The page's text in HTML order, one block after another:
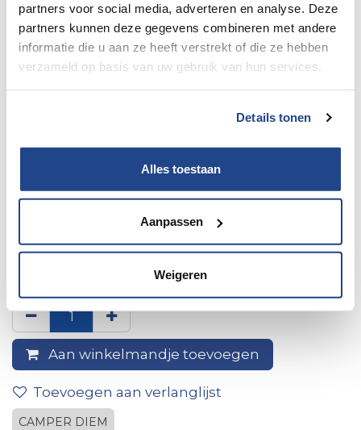
partners voor social media, adverteren en analyse. Deze
partners kunnen deze gegevens combineren met andere
informatie die u aan ze heeft verstrekt of die ze hebben
verzameld op basis van uw gebruik van hun services.
Details tonen
Alles toestaan
Aanpassen
Weigeren
2x pilootzetelbescherming
stretchstof ecru
Aan winkelmandje toevoegen
Toevoegen aan verlanglijst
CAMPER DIEM